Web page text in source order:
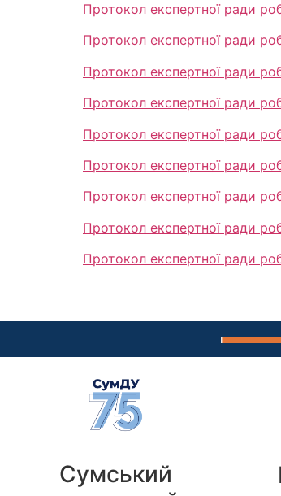
Протокол експертної ради
Протокол експертної ради
Протокол експертної ради
Протокол експертної ради
Протокол експертної ради
Протокол експертної ради
Протокол експертної ради
Протокол експертної ради
Протокол експертної ради
Сумський